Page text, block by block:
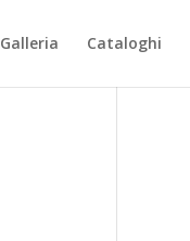
Galleria Cataloghi